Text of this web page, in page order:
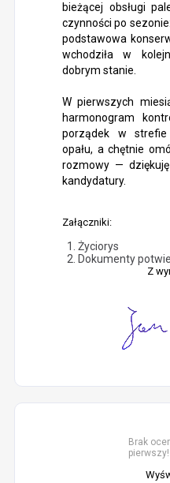
bieżącej obsługi
czynności po
podstawowa
wchodziła w
dobrym stanie.
W pierwszych
harmonogram
porządek w
opału, a chętnie
rozmowy —
kandydatury.
Załączniki:
Życiorys
Dokumenty
Z
Brak
pierwszy!